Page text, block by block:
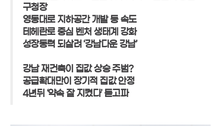
구청장
영동대로 지하공간 개발 등 속도
테헤란로 중심 벤처 생태계 강화
성장동력 되살려 ‘강남다운 강남’
강남 재건축이 집값 상승 주범?
공급확대만이 장기적 집값 안정
4년뒤 ‘약속 잘 지켰다’ 듣고파